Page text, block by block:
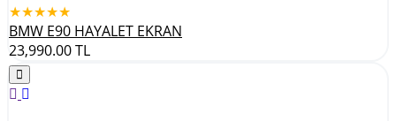
★★★★★
BMW E90 HAYALET EKRAN
23,990.00TL